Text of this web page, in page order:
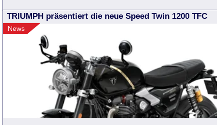
TRIUMPH präsentiert die neue Speed Twin 1200 TFC
News